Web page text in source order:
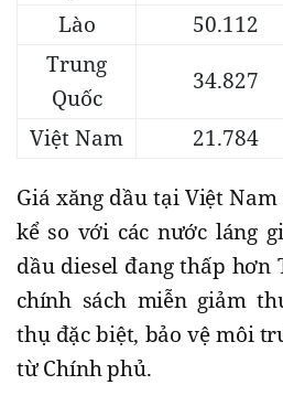
Lào
50.112
Trung
Quốc
34.827
Việt Nam
21.784
Giá xăng dầu tại Việt
kể so với các nước láng
dầu diesel đang thấp hơn
chính sách miễn giảm
thụ đặc biệt, bảo vệ môi
từ Chính phủ.